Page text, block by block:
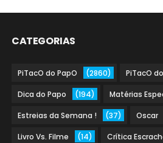
CATEGORIAS
PiTacO do PapO (2860) PiTacO
Dica do Papo (194) Matérias
Estreias da Semana ! (37) Oscar
Livro Vs. Filme (14) Crítica